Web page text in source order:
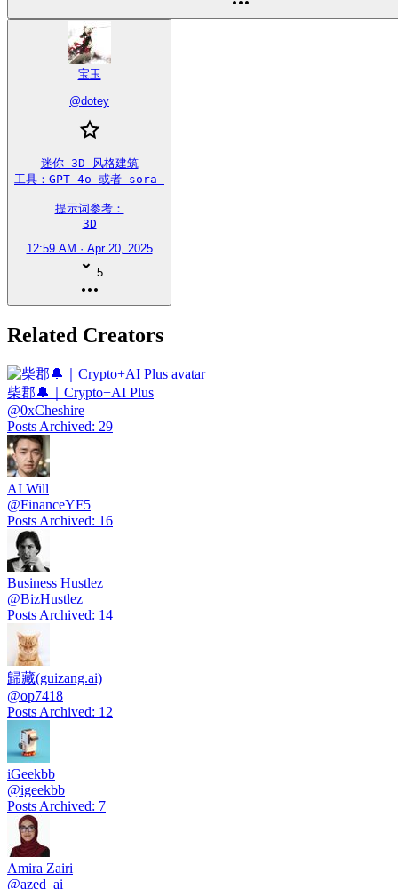
宝玉
@dotey
迷你 3D 风格建筑
工具：GPT-4o 或者 sora
提示词参考：
3D
12:59 AM · Apr 20, 2025
5
Related Creators
柴郡🔔｜Crypto+AI Plus
@0xCheshire
Posts Archived: 29
AI Will
@FinanceYF5
Posts Archived: 16
Business Hustlez
@BizHustlez
Posts Archived: 14
歸藏(guizang.ai)
@op7418
Posts Archived: 12
iGeekbb
@igeekbb
Posts Archived: 7
Amira Zairi
@azed_ai